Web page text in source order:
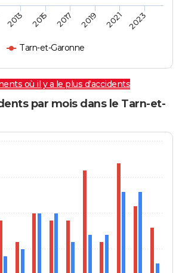
Tarn-et-Garonne
2013 2015 2017 2019 2021 2023
où il y a le plus d'accidents
par mois dans le Tarn-et-